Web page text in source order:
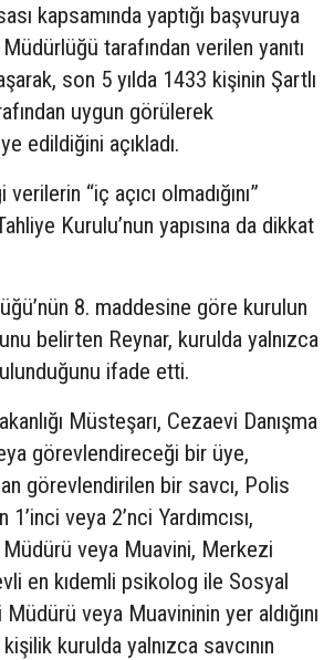
kapsamında yaptığı başvuruya
tarafından verilen yanıtı
son 5 yılda 1433 kişinin Şartlı
uygun görülerek
edildiğini açıkladı.
“iç açıcı olmadığını”
Kurulu’nun yapısına da dikkat
8. maddesine göre kurulun
belirten Reynar, kurulda yalnızca
ifade etti.
Müsteşarı, Cezaevi Danışma
görevlendireceği bir üye,
görevlendirilen bir savcı, Polis
veya 2’nci Yardımcısı,
veya Muavini, Merkezi
en kıdemli psikolog ile Sosyal
veya Muavininin yer aldığını
kurulda yalnızca savcının